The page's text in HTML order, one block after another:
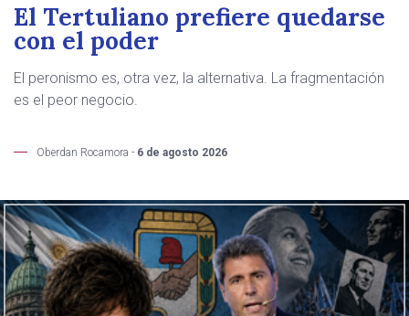
El Tertuliano prefiere quedarse
con el poder
El peronismo es, otra vez, la alternativa. La fragmentación
es el peor negocio.
Oberdan Rocamora - 6 de agosto 2026